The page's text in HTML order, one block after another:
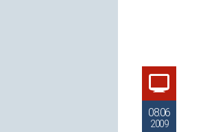
08.06
2009